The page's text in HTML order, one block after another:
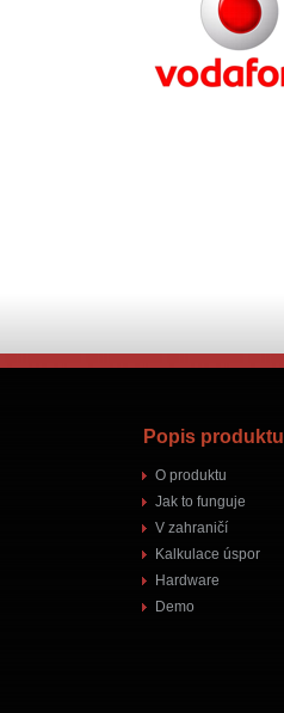
Popis produktu
O produktu
Jak to funguje
V zahraničí
Kalkulace úspor
Hardware
Demo